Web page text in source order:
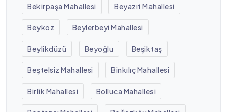
Bekirpaşa Mahallesi Beyazıt Mahallesi
Beykoz Beylerbeyi Mahallesi
Beylikdüzü Beyoğlu Beşiktaş
Beştelsiz Mahallesi Binkılıç Mahallesi
Birlik Mahallesi Bolluca Mahallesi